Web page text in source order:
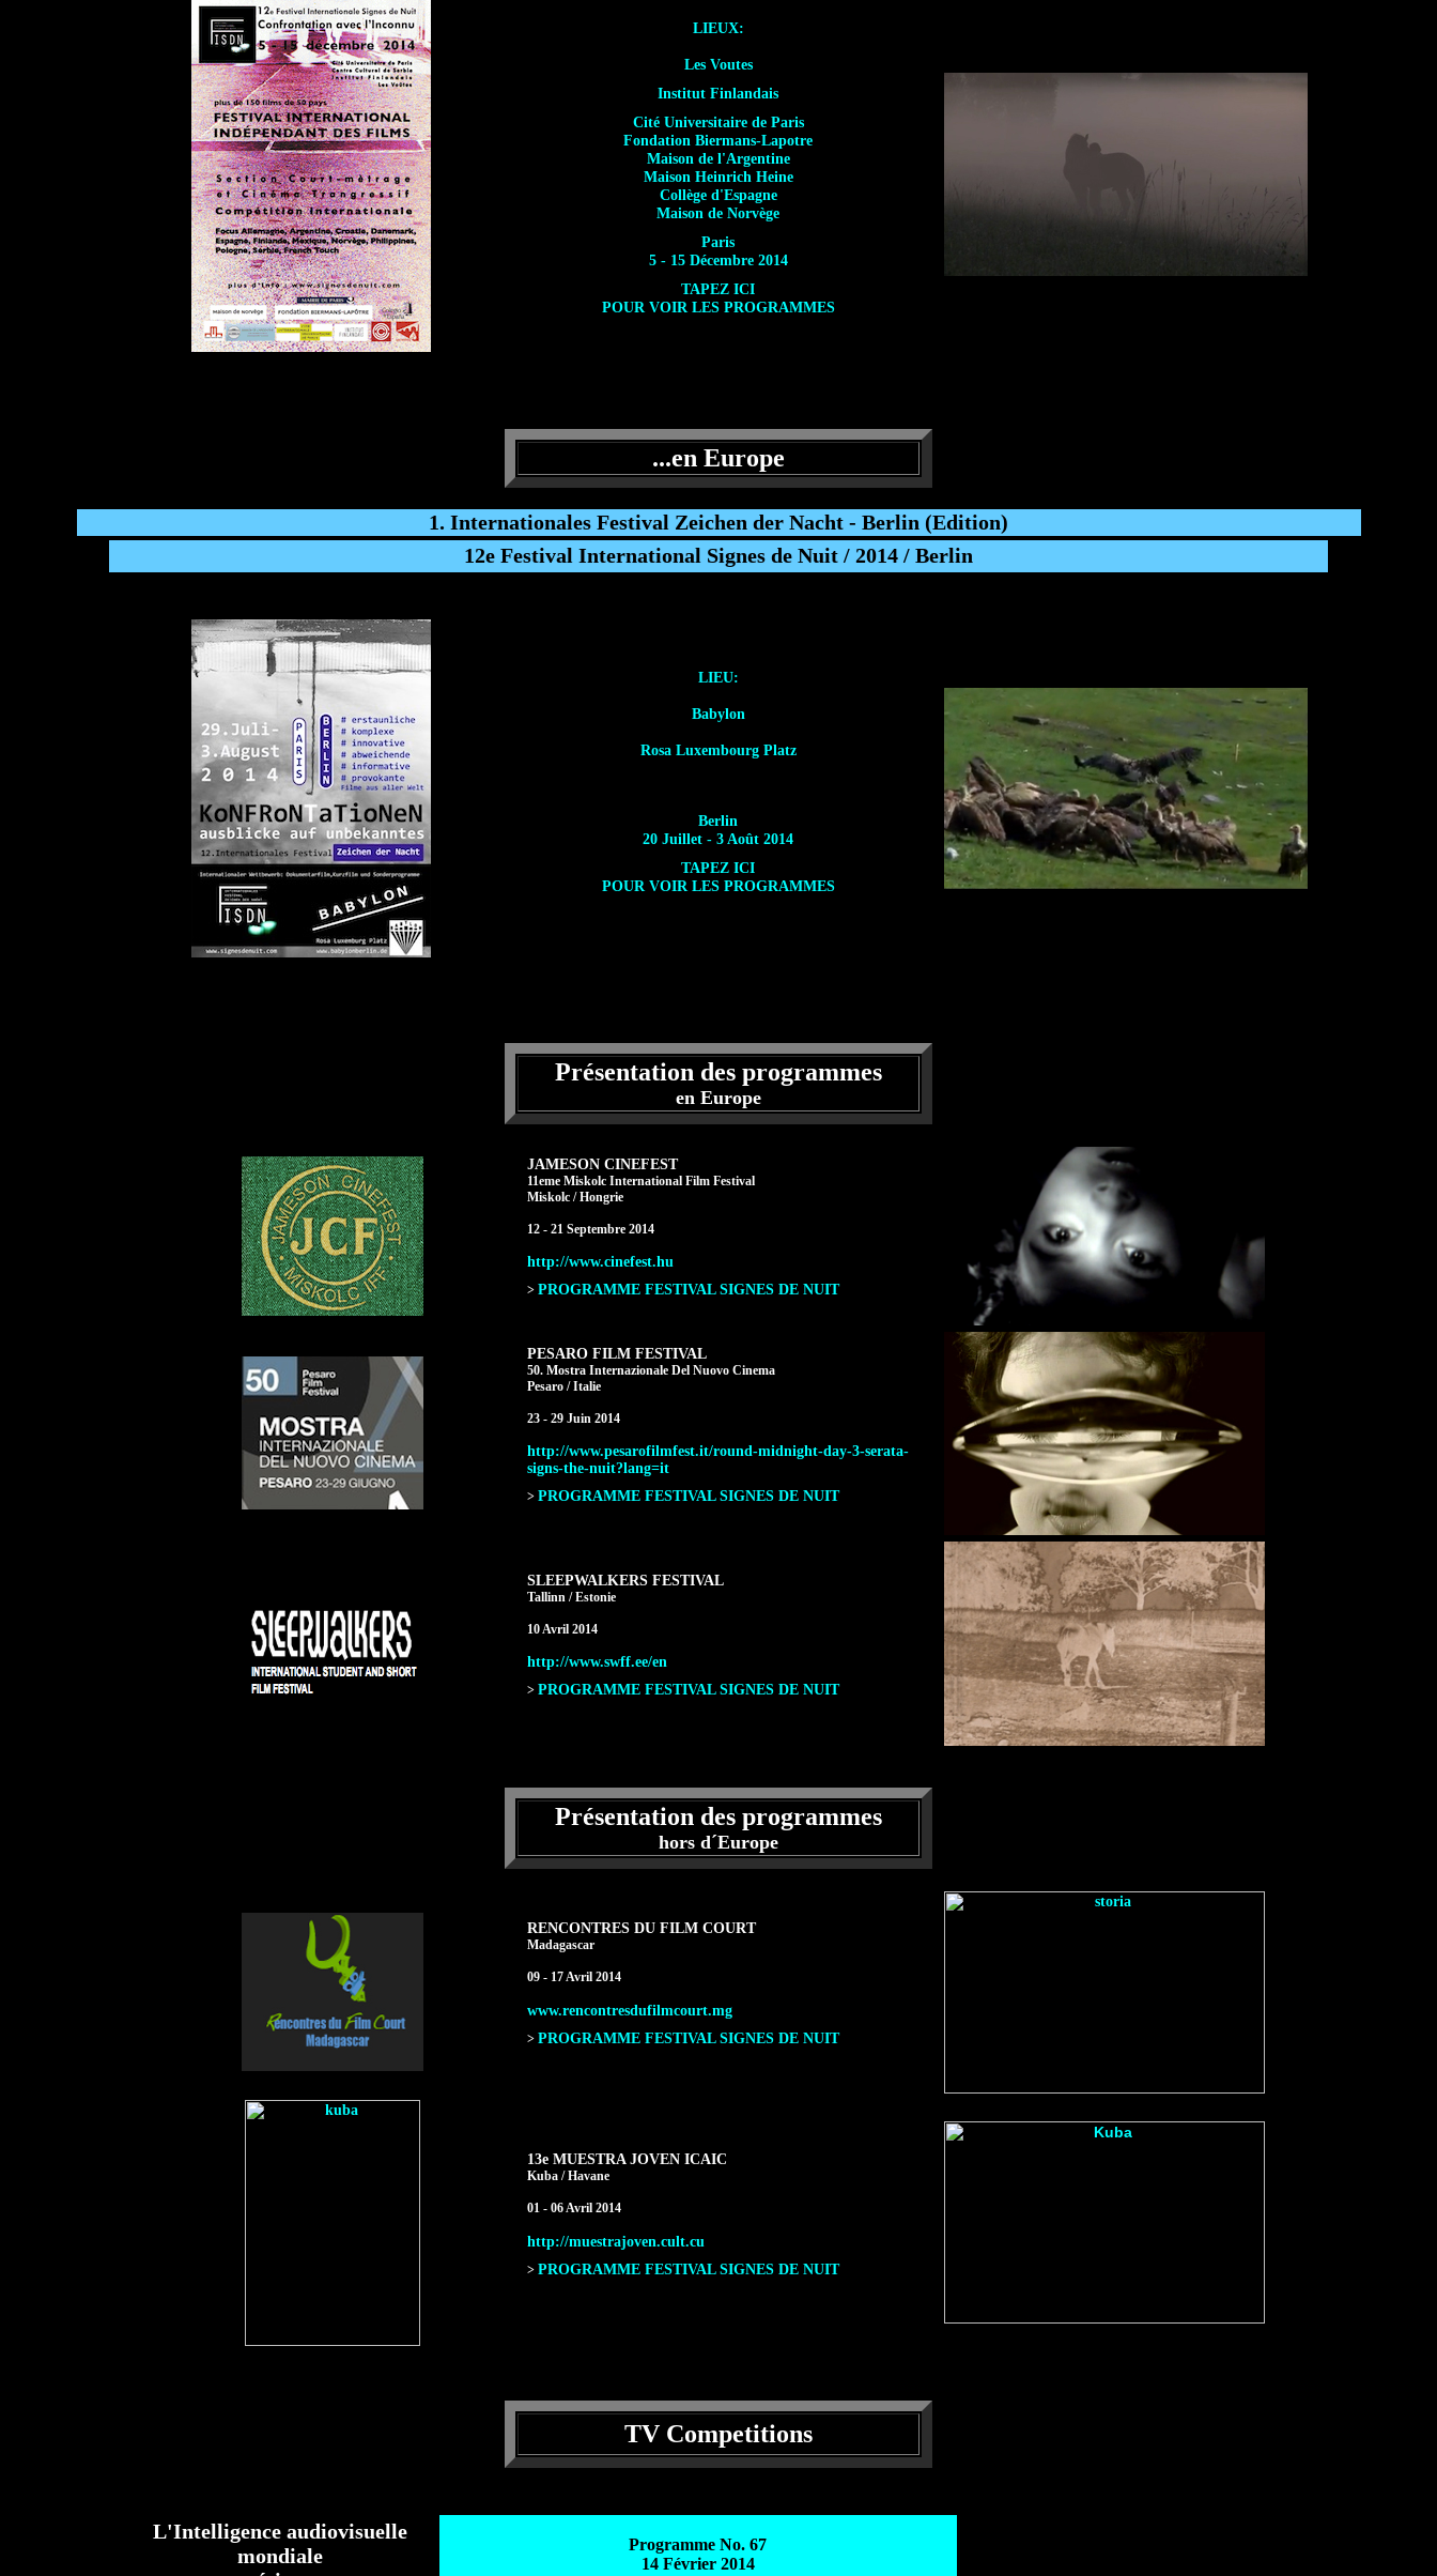
LIEUX:
Les Voutes
Institut Finlandais
Cité Universitaire de Paris
Fondation Biermans-Lapotre
Maison de l'Argentine
Maison Heinrich Heine
Collège d'Espagne
Maison de Norvège
Paris
5 - 15 Décembre 2014
TAPEZ ICI
POUR VOIR LES PROGRAMMES
...en Europe
1. Internationales Festival Zeichen der Nacht - Berlin (Edition)
12e Festival International Signes de Nuit / 2014 / Berlin
LIEU:
Babylon
Rosa Luxembourg Platz
Berlin
20 Juillet - 3 Août 2014
TAPEZ ICI
POUR VOIR LES PROGRAMMES
Présentation des programmes
en Europe
JAMESON CINEFEST
11eme Miskolc International Film Festival
Miskolc / Hongrie
12 - 21 Septembre 2014
http://www.cinefest.hu
> PROGRAMME FESTIVAL SIGNES DE NUIT
PESARO FILM FESTIVAL
50. Mostra Internazionale Del Nuovo Cinema
Pesaro / Italie
23 - 29 Juin 2014
http://www.pesarofilmfest.it/round-midnight-day-3-serata-
signs-the-nuit?lang=it
> PROGRAMME FESTIVAL SIGNES DE NUIT
SLEEPWALKERS FESTIVAL
Tallinn / Estonie
10 Avril 2014
http://www.swff.ee/en
> PROGRAMME FESTIVAL SIGNES DE NUIT
Présentation des programmes
hors d´Europe
RENCONTRES DU FILM COURT
Madagascar
09 - 17 Avril 2014
www.rencontresdufilmcourt.mg
> PROGRAMME FESTIVAL SIGNES DE NUIT
13e MUESTRA JOVEN ICAIC
Kuba / Havane
01 - 06 Avril 2014
http://muestrajoven.cult.cu
> PROGRAMME FESTIVAL SIGNES DE NUIT
TV Competitions
L'Intelligence audiovisuelle
mondiale
Programme No. 67
14 Février 2014